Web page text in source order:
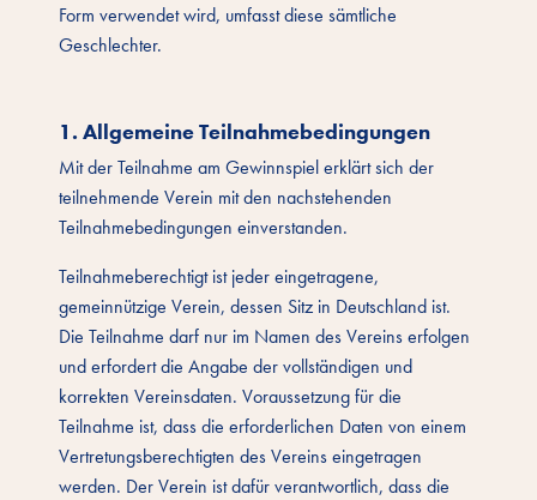
Form verwendet wird, umfasst diese sämtliche
Geschlechter.
1. Allgemeine Teilnahmebedingungen
Mit der Teilnahme am Gewinnspiel erklärt sich der
teilnehmende Verein mit den nachstehenden
Teilnahmebedingungen einverstanden.
Teilnahmeberechtigt ist jeder eingetragene,
gemeinnützige Verein, dessen Sitz in Deutschland ist.
Die Teilnahme darf nur im Namen des Vereins erfolgen
und erfordert die Angabe der vollständigen und
korrekten Vereinsdaten. Voraussetzung für die
Teilnahme ist, dass die erforderlichen Daten von einem
Vertretungsberechtigten des Vereins eingetragen
werden. Der Verein ist dafür verantwortlich, dass die